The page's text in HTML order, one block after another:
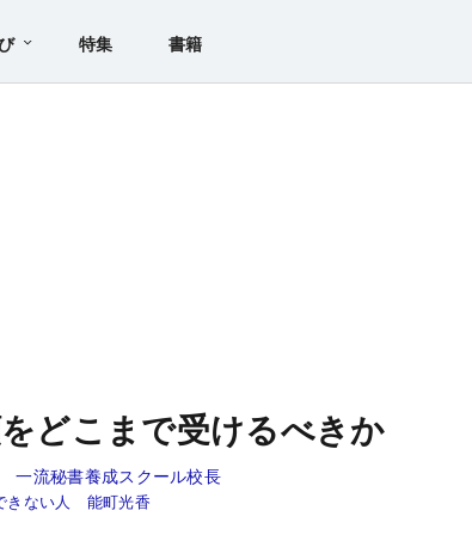
特集 書籍
どこまで受けるべきか
流秘書養成スクール校長
きない人 能町光香